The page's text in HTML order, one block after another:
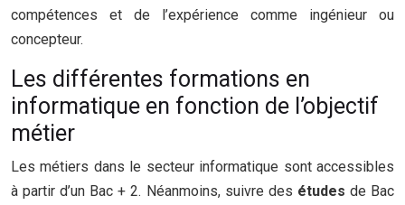
compétences et de l’expérience comme ingénieur ou
concepteur.
Les différentes formations en
informatique en fonction de l’objectif
métier
Les métiers dans le secteur informatique sont accessibles
à partir d’un Bac + 2. Néanmoins, suivre des études de Bac